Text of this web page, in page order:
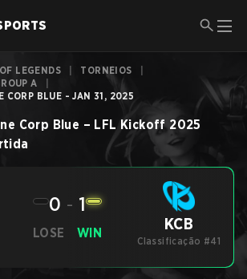
LEGENDS TORNEIOS
A
CORP BLUE - JAN 31, 2025
Corp Blue – LFL Kickoff 2025
LOSE
0 - 1
WIN KCB
Classificação #41